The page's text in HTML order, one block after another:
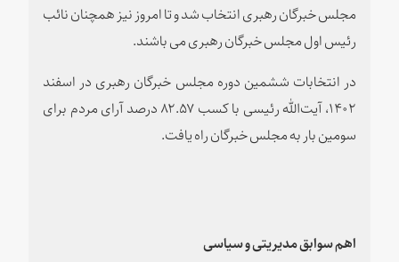
مجلس خبرگان رهبری انتخاب شد و تا امروز نیز همچنان نائب
رئیس اول مجلس خبرگان رهبری می باشند.
در انتخابات ششمین دوره مجلس خبرگان رهبری در اسفند
۱۴۰۲، آیت‌الله رئیسی با کسب ۸۲.۵۷ درصد آرای مردم برای
سومین بار به مجلس خبرگان راه یافت.
اهم سوابق مدیریتی و سیاسی